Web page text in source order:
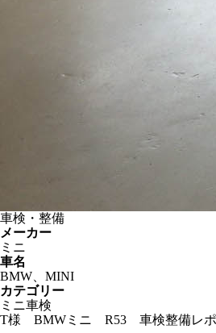
車検・整備
メーカー
ミニ
車名
BMW、MINI
カテゴリー
ミニ車検
T様 BMWミニ R53 車検整備レポ